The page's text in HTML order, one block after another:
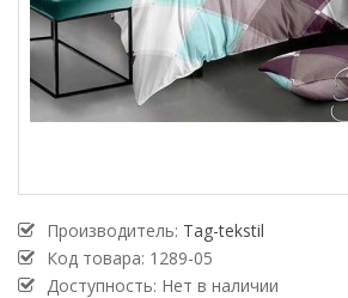
Производитель: Tag-tekstil
Код товара: 1289-05
Доступность: Нет в наличии